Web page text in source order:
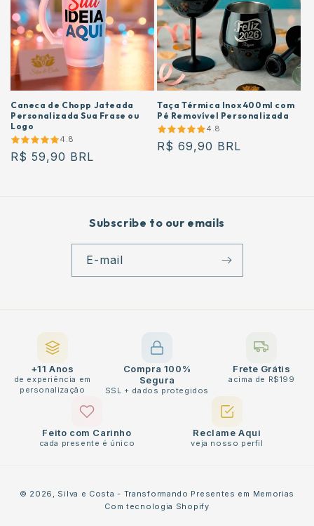
Caneca de Chopp Jateada
Personalizada Sua Frase ou
Logo
4.8
Preço
R$ 59,90 BRL
Taça Térmica Inox 400ml com
Pé Removível Personalizada
4.8
Preço
R$ 69,90 BRL
Subscribe to our emails
E-mail
+11 Anos
de experiência em
personalização
Compra 100%
Segura
SSL + dados protegidos
Frete Grátis
acima de R$199
Feito com Carinho
cada presente é único
Reclame Aqui
veja nosso perfil
de
© 2026, Silva e Costa - Transformando Presentes em Memorias
Com tecnologia Shopify